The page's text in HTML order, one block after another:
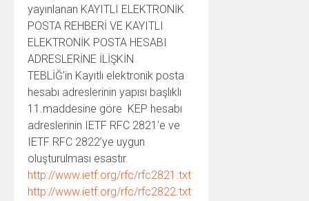
yayınlanan KAYITLI ELEKTRONİK
POSTA REHBERİ VE KAYITLI
ELEKTRONİK POSTA HESABI
ADRESLERİNE İLİŞKİN
TEBLİĞ’in Kayıtlı elektronik posta
hesabı adreslerinin yapısı başlıklı
11.maddesine göre KEP hesabı
adreslerinin IETF RFC 2821’e ve
IETF RFC 2822’ye uygun
oluşturulması esastır.
http://www.ietf.org/rfc/rfc2821.txt
http://www.ietf.org/rfc/rfc2822.txt